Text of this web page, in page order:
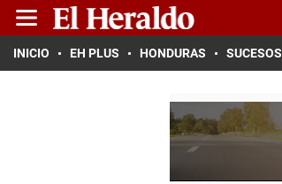
INICIO EH PLUS HONDURAS SUCESOS